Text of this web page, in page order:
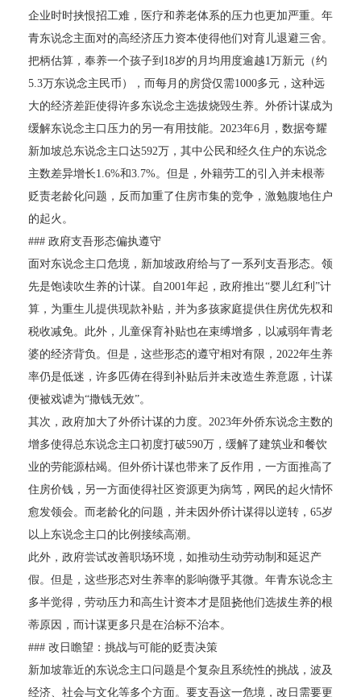
企业时时挟恨招工难，医疗和养老体系的压力也更加严重。年
青东说念主面对的高经济压力资本使得他们对育儿退避三舍。
把柄估算，奉养一个孩子到18岁的月均用度逾越1万新元（约
5.3万东说念主民币），而每月的房贷仅需1000多元，这种远
大的经济差距使得许多东说念主选拔烧毁生养。外侨计谋成为
缓解东说念主口压力的另一有用技能。2023年6月，数据夸耀
新加坡总东说念主口达592万，其中公民和经久住户的东说念
主数差异增长1.6%和3.7%。但是，外籍劳工的引入并未根蒂
贬责老龄化问题，反而加重了住房市集的竞争，激勉腹地住户
的起火。
### 政府支吾形态偏执遵守
面对东说念主口危境，新加坡政府给与了一系列支吾形态。领
先是饱读吹生养的计谋。自2001年起，政府推出“婴儿红利”计
算，为重生儿提供现款补贴，并为多孩家庭提供住房优先权和
税收减免。此外，儿童保育补贴也在束缚增多，以减弱年青老
婆的经济背负。但是，这些形态的遵守相对有限，2022年生养
率仍是低迷，许多匹俦在得到补贴后并未改造生养意愿，计谋
便被戏谑为“撒钱无效”。
其次，政府加大了外侨计谋的力度。2023年外侨东说念主数的
增多使得总东说念主口初度打破590万，缓解了建筑业和餐饮
业的劳能源枯竭。但外侨计谋也带来了反作用，一方面推高了
住房价钱，另一方面使得社区资源更为病笃，网民的起火情怀
愈发领会。而老龄化的问题，并未因外侨计谋得以逆转，65岁
以上东说念主口的比例接续高潮。
此外，政府尝试改善职场环境，如推动生动劳动制和延迟产
假。但是，这些形态对生养率的影响微乎其微。年青东说念主
多半觉得，劳动压力和高生计资本才是阻挠他们选拔生养的根
蒂原因，而计谋更多只是在治标不治本。
### 改日瞻望：挑战与可能的贬责决策
新加坡靠近的东说念主口问题是个复杂且系统性的挑战，波及
经济、社会与文化等多个方面。要支吾这一危境，改日需要更